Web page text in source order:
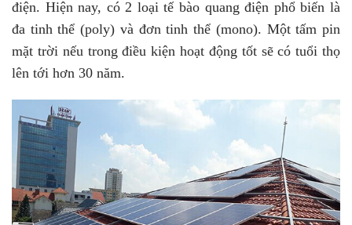
điện. Hiện nay, có 2 loại tế bào quang điện phổ biến là
đa tinh thể (poly) và đơn tinh thể (mono). Một tấm pin
mặt trời nếu trong điều kiện hoạt động tốt sẽ có tuổi thọ
lên tới hơn 30 năm.